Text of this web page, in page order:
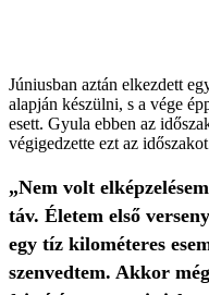
Júniusban aztán elkezdett
alapján készülni, s a vége
esett. Gyula ebben az
végigedzette ezt az
„Nem volt
táv. Életem első
egy tíz kilométeres
szenvedtem. Akkor